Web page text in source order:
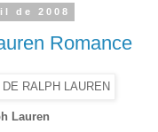
de 2008
Romance
Lauren